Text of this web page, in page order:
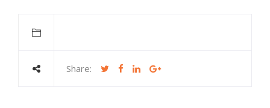
Share: